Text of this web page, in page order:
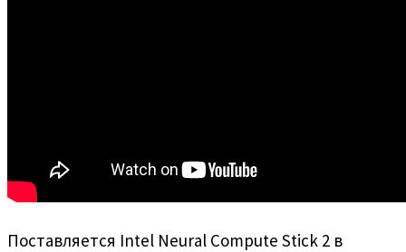
Поставляется Intel Neural Compute Stick 2 в